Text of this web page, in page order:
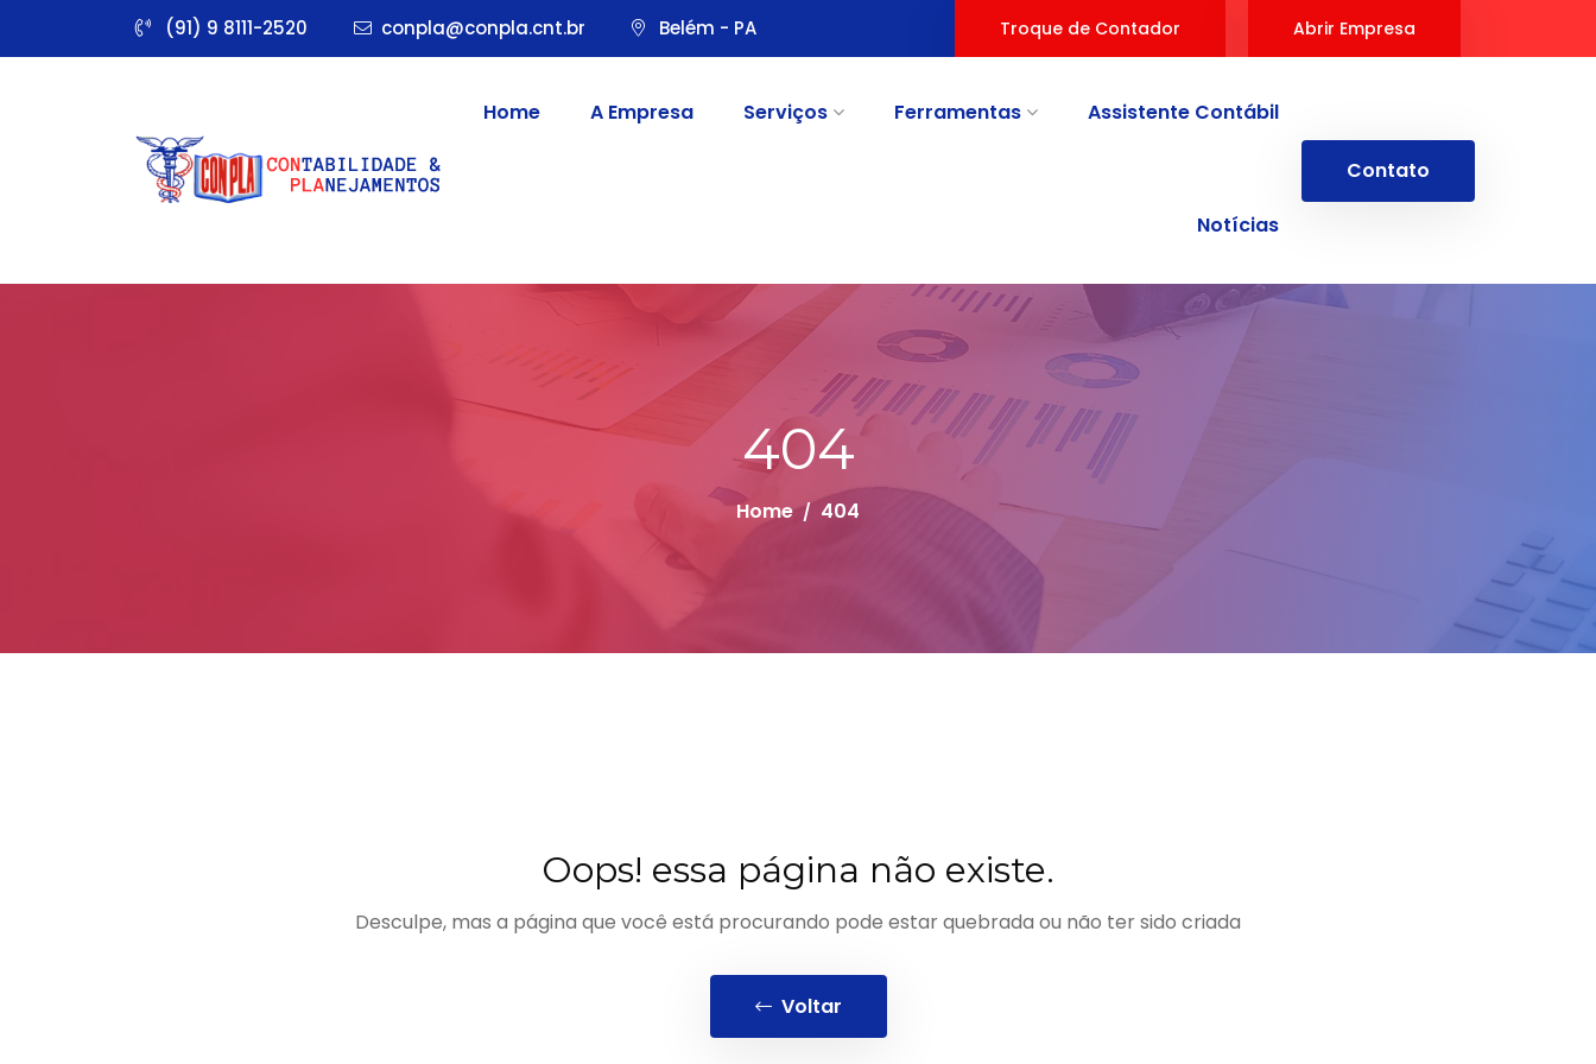
(91) 9 8111-2520 conpla@conpla.cnt.br Belém - PA Troque de Contador Abrir Empresa
Home A Empresa Serviços Ferramentas Assistente Contábil
Notícias
Contato
404
Home 404
Oops! essa página não existe.
Desculpe, mas a página que você está procurando pode estar quebrada ou não ter sido criada
Voltar